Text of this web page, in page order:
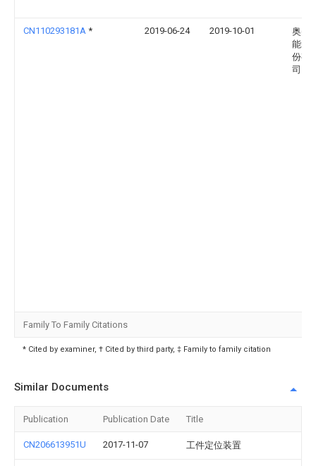
CN110293181A * 2019-06-24 2019-10-01
奥美
能装
份有
司
Family To Family Citations
* Cited by examiner, † Cited by third party, ‡ Family to family citation
Similar Documents
Publication Publication Date Title
CN206613951U 2017-11-07 工件定位装置